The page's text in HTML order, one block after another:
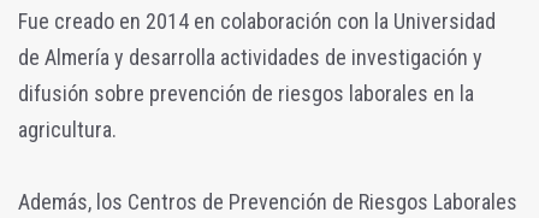
Fue creado en 2014 en colaboración con la Universidad
de Almería y desarrolla actividades de investigación y
difusión sobre prevención de riesgos laborales en la
agricultura.
Además, los Centros de Prevención de Riesgos Laborales